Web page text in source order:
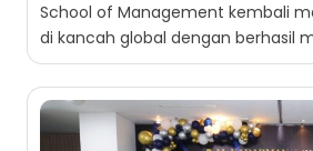
School of Management kembali
di kancah global dengan berhasil
akreditasi internasional dari